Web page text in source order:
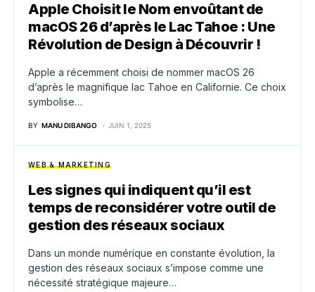
Apple Choisit le Nom envoûtant de
macOS 26 d’après le Lac Tahoe : Une
Révolution de Design à Découvrir !
Apple a récemment choisi de nommer macOS 26
d’après le magnifique lac Tahoe en Californie. Ce choix
symbolise…
BY MANU DIBANGO JUIN 1, 2025
WEB & MARKETING
Les signes qui indiquent qu’il est
temps de reconsidérer votre outil de
gestion des réseaux sociaux
Dans un monde numérique en constante évolution, la
gestion des réseaux sociaux s’impose comme une
nécessité stratégique majeure…